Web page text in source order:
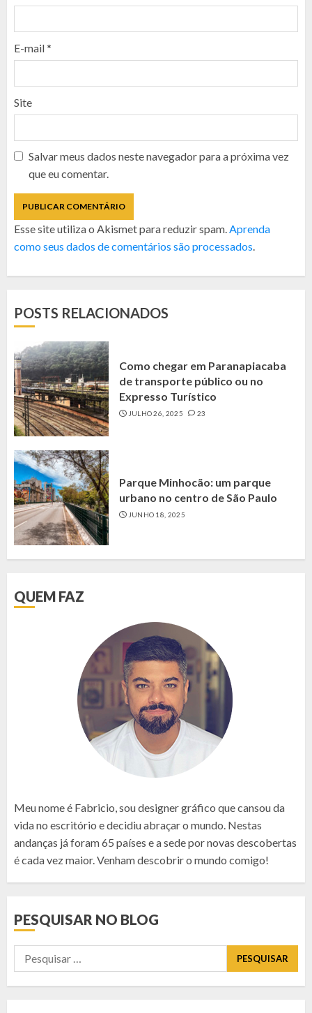
E-mail*
Site
Salvar meus dados neste navegador para a próxima vez
que eu comentar.
Esse site utiliza o Akismet para reduzir spam. Aprenda
como seus dados de comentários são processados
POSTS RELACIONADOS
Como chegar em Paranapiacaba
de transporte público ou no
Expresso Turístico
JULHO 26, 2025 23
Parque Minhocão: um parque
urbano no centro de São Paulo
JUNHO 18, 2025
QUEM FAZ
Meu nome é Fabricio, sou designer gráfico que cansou da
vida no escritório e decidiu abraçar o mundo. Nestas
andanças já foram 65 países e a sede por novas descobertas
é cada vez maior. Venham descobrir o mundo comigo!
PESQUISAR NO BLOG
Pesquisar
por: